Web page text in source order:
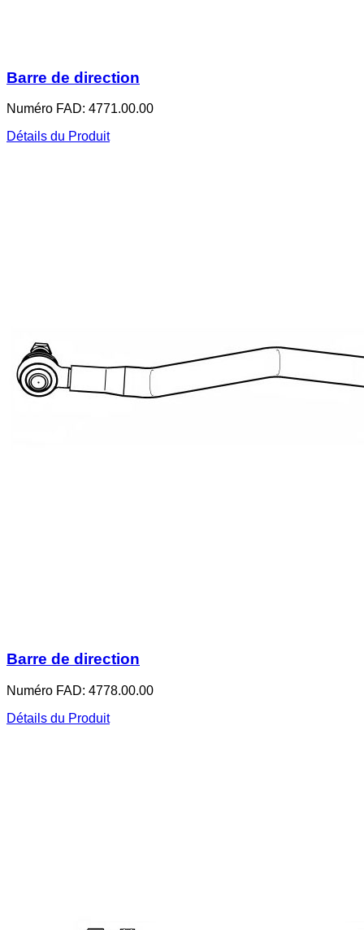
Barre de direction
Numéro FAD: 4771.00.00
Détails du Produit
Barre de direction
Numéro FAD: 4778.00.00
Détails du Produit